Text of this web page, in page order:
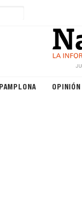
PAMPLONA OPINIÓN